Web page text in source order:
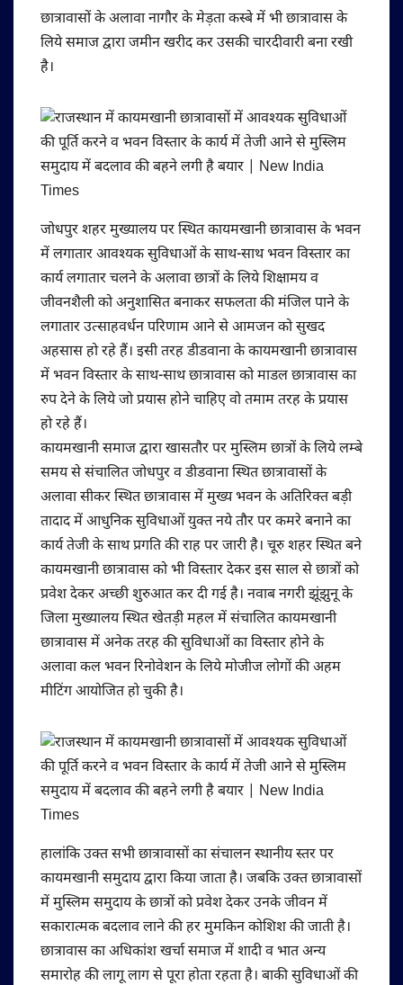
छात्रावासों के अलावा नागौर के मेड़ता कस्बे में भी छात्रावास के
लिये समाज द्वारा जमीन खरीद कर उसकी चारदीवारी बना रखी
है।
जोधपुर शहर मुख्यालय पर स्थित कायमखानी छात्रावास के भवन
में लगातार आवश्यक सुविधाओं के साथ-साथ भवन विस्तार का
कार्य लगातार चलने के अलावा छात्रों के लिये शिक्षामय व
जीवनशैली को अनुशासित बनाकर सफलता की मंजिल पाने के
लगातार उत्साहवर्धन परिणाम आने से आमजन को सुखद
अहसास हो रहे हैं। इसी तरह डीडवाना के कायमखानी छात्रावास
में भवन विस्तार के साथ-साथ छात्रावास को माडल छात्रावास का
रुप देने के लिये जो प्रयास होने चाहिए वो तमाम तरह के प्रयास
हो रहे हैं।
कायमखानी समाज द्वारा खासतौर पर मुस्लिम छात्रों के लिये लम्बे
समय से संचालित जोधपुर व डीडवाना स्थित छात्रावासों के
अलावा सीकर स्थित छात्रावास में मुख्य भवन के अतिरिक्त बड़ी
तादाद में आधुनिक सुविधाओं युक्त नये तौर पर कमरे बनाने का
कार्य तेजी के साथ प्रगति की राह पर जारी है। चूरु शहर स्थित बने
कायमखानी छात्रावास को भी विस्तार देकर इस साल से छात्रों को
प्रवेश देकर अच्छी शुरुआत कर दी गई है। नवाब नगरी झूंझुनू के
जिला मुख्यालय स्थित खेतड़ी महल में संचालित कायमखानी
छात्रावास में अनेक तरह की सुविधाओं का विस्तार होने के
अलावा कल भवन रिनोवेशन के लिये मोजीज लोगों की अहम
मीटिंग आयोजित हो चुकी है।
हालांकि उक्त सभी छात्रावासों का संचालन स्थानीय स्तर पर
कायमखानी समुदाय द्वारा किया जाता है। जबकि उक्त छात्रावासों
में मुस्लिम समुदाय के छात्रों को प्रवेश देकर उनके जीवन में
सकारात्मक बदलाव लाने की हर मुमकिन कोशिश की जाती है।
छात्रावास का अधिकांश खर्चा समाज में शादी व भात अन्य
समारोह की लागू लाग से पूरा होता रहता है। बाकी सुविधाओं की